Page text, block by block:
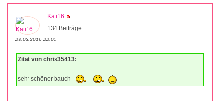
Kati16
134 Beiträge
23.03.2016 22:01
Zitat von chris35413:
sehr schöner bauch